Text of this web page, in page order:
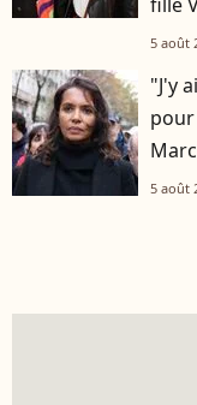
5 août
"J'y
5 août